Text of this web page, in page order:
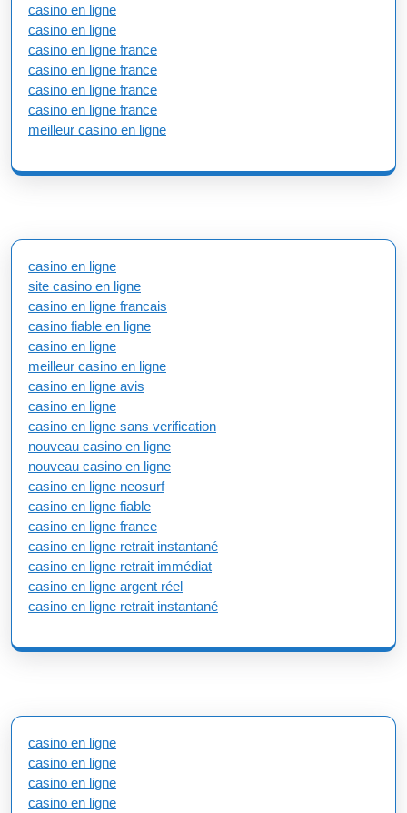
casino en ligne
casino en ligne
casino en ligne france
casino en ligne france
casino en ligne france
casino en ligne france
meilleur casino en ligne
casino en ligne
site casino en ligne
casino en ligne francais
casino fiable en ligne
casino en ligne
meilleur casino en ligne
casino en ligne avis
casino en ligne
casino en ligne sans verification
nouveau casino en ligne
nouveau casino en ligne
casino en ligne neosurf
casino en ligne fiable
casino en ligne france
casino en ligne retrait instantané
casino en ligne retrait immédiat
casino en ligne argent réel
casino en ligne retrait instantané
casino en ligne
casino en ligne
casino en ligne
casino en ligne